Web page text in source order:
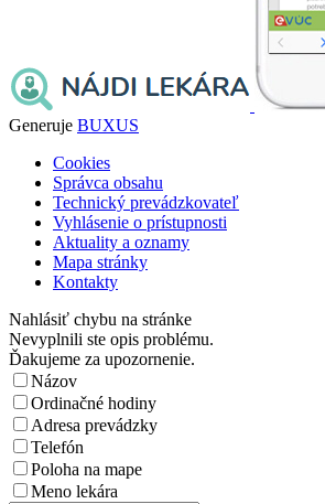
Generuje BUXUS
Cookies
Správca obsahu
Technický prevádzkovateľ
Vyhlásenie o prístupnosti
Aktuality a oznamy
Mapa stránky
Kontakty
Nahlásiť chybu na stránke
Nevyplnili ste opis problému.
Ďakujeme za upozornenie.
Názov
Ordinačné hodiny
Adresa prevádzky
Telefón
Poloha na mape
Meno lekára